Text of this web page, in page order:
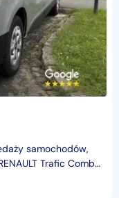
samochodów,
Trafic Combi
- dostępn